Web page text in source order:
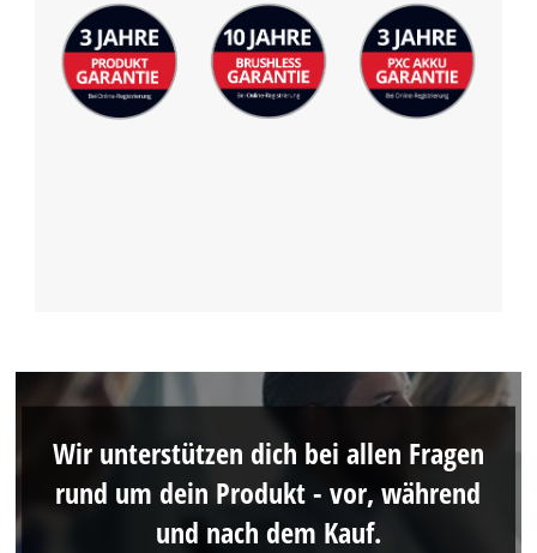
Wir unterstützen dich bei allen Fragen
rund um dein Produkt - vor, während
und nach dem Kauf.